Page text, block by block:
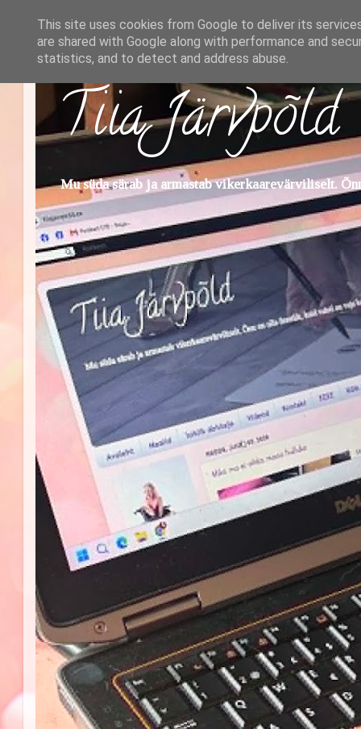
Tiia Järvpõld
Mu süda särab ja armastab vikerkaarevärviliselt.
This site uses cookies from Google to deliver its
are shared with Google along with performance and
statistics, and to detect and address abuse.